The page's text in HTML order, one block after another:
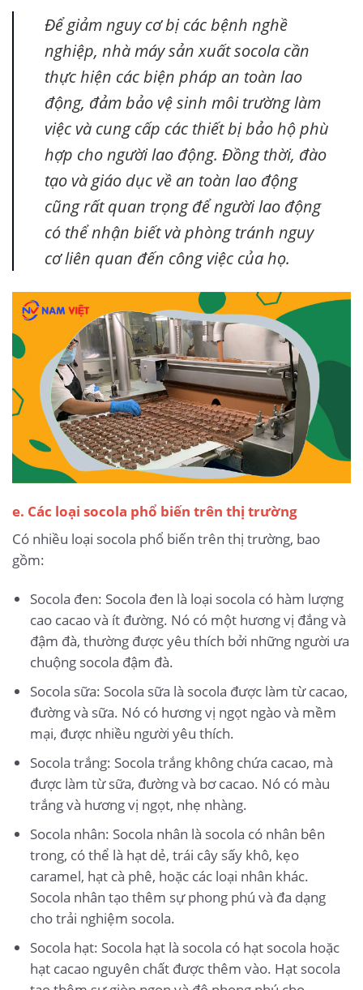
Để giảm nguy cơ bị các bệnh nghề
nghiệp, nhà máy sản xuất socola cần
thực hiện các biện pháp an toàn lao
động, đảm bảo vệ sinh môi trường làm
việc và cung cấp các thiết bị bảo hộ phù
hợp cho người lao động. Đồng thời, đào
tạo và giáo dục về an toàn lao động
cũng rất quan trọng để người lao động
có thể nhận biết và phòng tránh nguy
cơ liên quan đến công việc của họ.
e. Các loại socola phổ biến trên thị trường
Có nhiều loại socola phổ biến trên thị trường, bao
gồm:
Socola đen: Socola đen là loại socola có hàm lượng
cao cacao và ít đường. Nó có một hương vị đắng và
đậm đà, thường được yêu thích bởi những người ưa
chuộng socola đậm đà.
Socola sữa: Socola sữa là socola được làm từ cacao,
đường và sữa. Nó có hương vị ngọt ngào và mềm
mại, được nhiều người yêu thích.
Socola trắng: Socola trắng không chứa cacao, mà
được làm từ sữa, đường và bơ cacao. Nó có màu
trắng và hương vị ngọt, nhẹ nhàng.
Socola nhân: Socola nhân là socola có nhân bên
trong, có thể là hạt dẻ, trái cây sấy khô, kẹo
caramel, hạt cà phê, hoặc các loại nhân khác.
Socola nhân tạo thêm sự phong phú và đa dạng
cho trải nghiệm socola.
Socola hạt: Socola hạt là socola có hạt socola hoặc
hạt cacao nguyên chất được thêm vào. Hạt socola